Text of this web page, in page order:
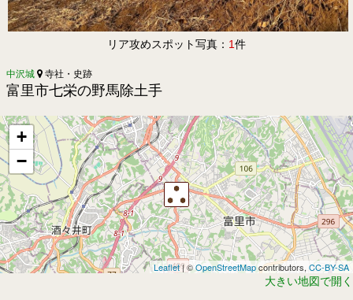
リア攻めスポット写真： 1件
中沢城 寺社・史跡
富里市七栄の野馬除土手
+
−
Leaflet| ©OpenStreetMapcontributors, CC-BY-SA
大きい地図で開く